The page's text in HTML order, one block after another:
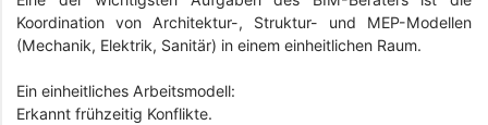
Koordination von Architektur-, Struktur- und MEP-Modellen
(Mechanik, Elektrik, Sanitär) in einem einheitlichen Raum.
Ein einheitliches Arbeitsmodell:
Erkannt frühzeitig Konflikte.